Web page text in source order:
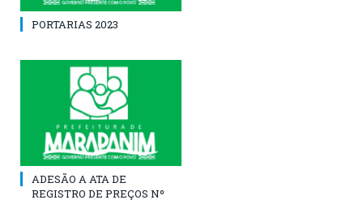
PORTARIAS 2023
ADESÃO A ATA DE
REGISTRO DE PREÇOS Nº